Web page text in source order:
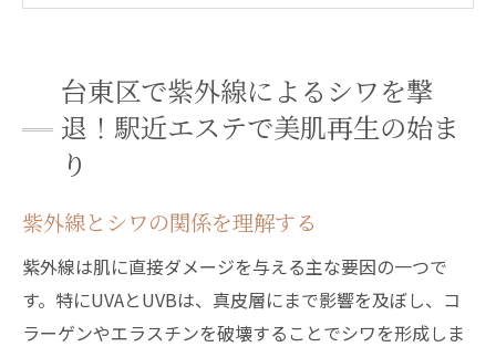
エステで得られる心地よいリラクゼーショ
ン
エステのプロに学ぶ台東区でのシワ改善とリラ
クゼーションの融合
リラクゼーションと美の相乗効果
台東区ならではのエステ技術
台東区で紫外線によるシワを撃
退！駅近エステで美肌再生の始ま
り
紫外線とシワの関係を理解する
紫外線は肌に直接ダメージを与える主な要因の一つで
す。特にUVAとUVBは、真皮層にまで影響を及ぼし、コ
ラーゲンやエラスチンを破壊することでシワを形成しま